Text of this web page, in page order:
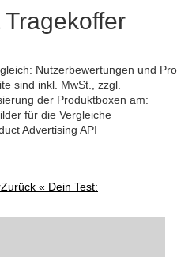
Nutzerbewertungen und
sind inkl. MwSt., zzgl.
der Produktboxen am:
für die Vergleiche
Advertising API
Zurück « Dein Test: